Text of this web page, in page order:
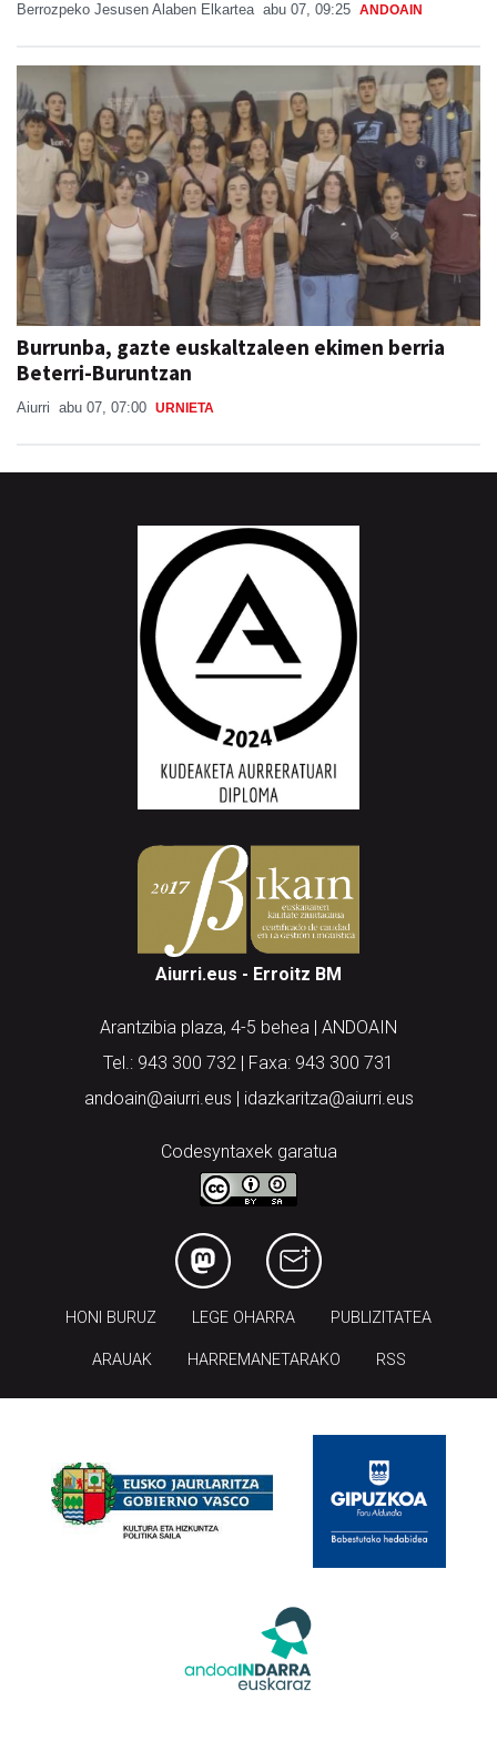
Berrozpeko Jesusen Alaben Elkartea abu 07, 09:25 ANDOAIN
Burrunba, gazte euskaltzaleen ekimen berria
Beterri-Buruntzan
Aiurri abu 07, 07:00 URNIETA
Aiurri.eus - Erroitz BM
Arantzibia plaza, 4-5 behea | ANDOAIN
Tel.: 943 300 732 | Faxa: 943 300 731
andoain@aiurri.eus | idazkaritza@aiurri.eus
Codesyntaxek garatua
HONI BURUZ LEGE OHARRA PUBLIZITATEA
ARAUAK HARREMANETARAKO RSS